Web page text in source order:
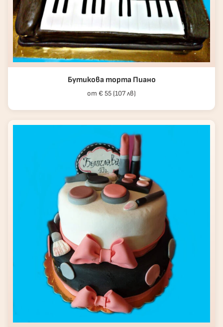
Бутикова торта Пиано
от € 55 (107 лв)